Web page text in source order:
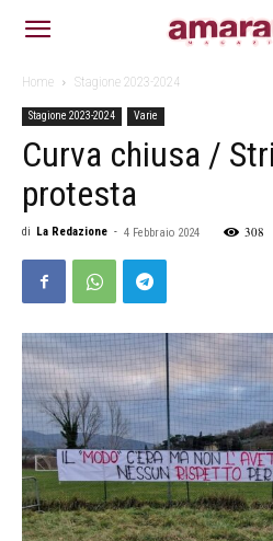
Home Stagione 2023-2024
Stagione 2023-2024 Varie
Curva chiusa /
protesta
di La Redazione - 4 Febbraio 2024 308